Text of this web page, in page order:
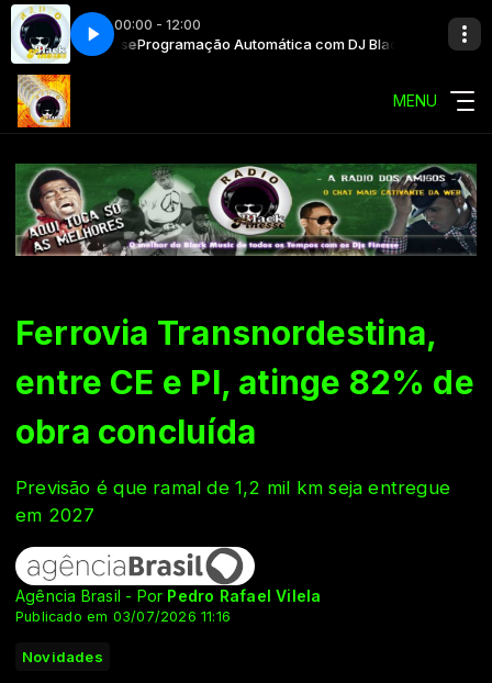
00:00 - 12:00
Finesse Programação Automática com DJ Black Finesse
MENU
Ferrovia Transnordestina,
entre CE e PI, atinge 82% de
obra concluída
Previsão é que ramal de 1,2 mil km seja entregue
em 2027
Agência Brasil - Por Pedro Rafael Vilela
Publicado em 03/07/2026 11:16
Novidades